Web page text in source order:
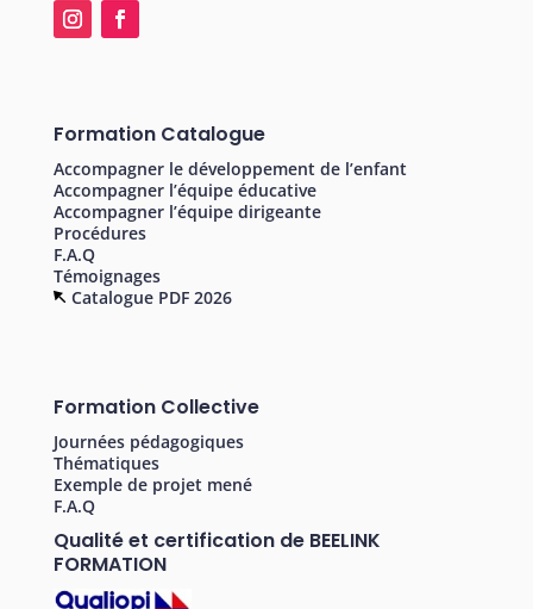
Formation Catalogue
Accompagner le développement de l’enfant
Accompagner l’équipe éducative
Accompagner l’équipe dirigeante
Procédures
F.A.Q
Témoignages
Catalogue PDF 2026
Formation Collective
Journées pédagogiques
Thématiques
Exemple de projet mené
F.A.Q
Qualité et certification de BEELINK
FORMATION